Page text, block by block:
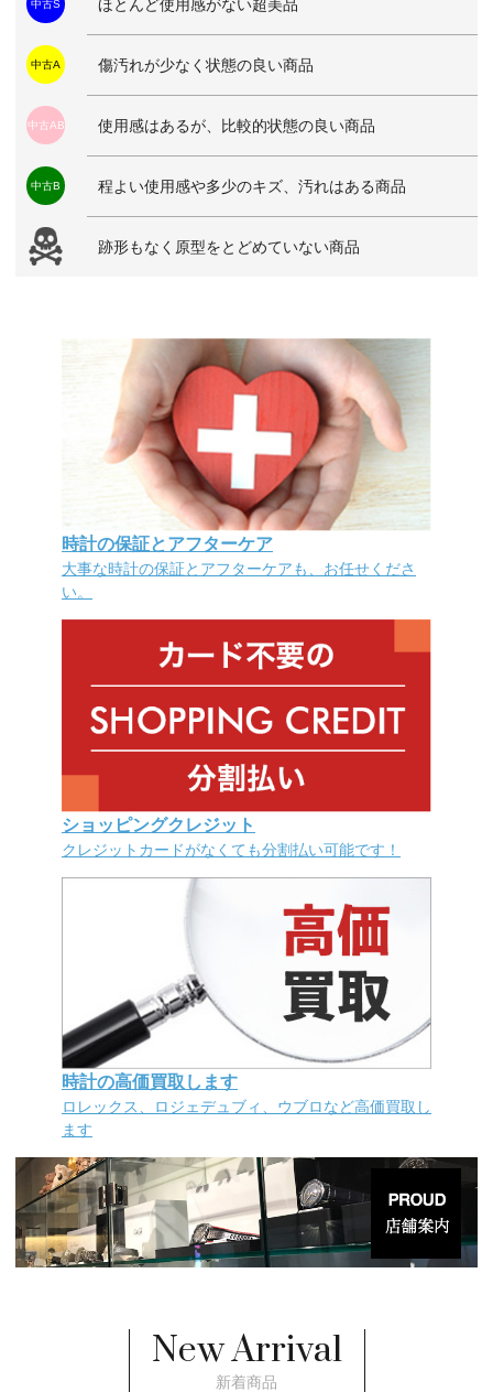
中古S ほとんど使用感がない超美品
中古A 傷汚れが少なく状態の良い商品
中古AB 使用感はあるが、比較的状態の良い商品
中古B 程よい使用感や多少のキズ、汚れはある商品
跡形もなく原型をとどめていない商品
時計の保証とアフターケア
大事な時計の保証とアフターケアも、お任せくださ
い。
ショッピングクレジット
クレジットカードがなくても分割払い可能です！
時計の高価買取します
ロレックス、ロジェデュブィ、ウブロなど高価買取し
ます
New Arrival
新着商品